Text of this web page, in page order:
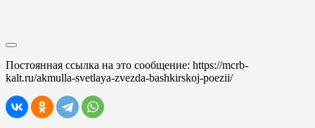
Постоянная ссылка на это сообщение: https://mcrb-
kalt.ru/akmulla-svetlaya-zvezda-bashkirskoj-poezii/